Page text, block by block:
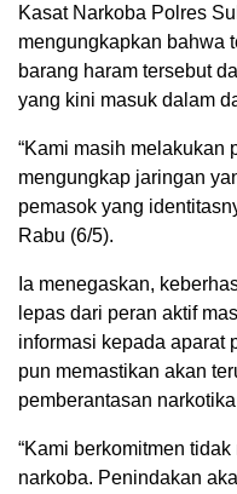
Kasat Narkoba Polres
mengungkapkan bahwa
barang haram tersebut
yang kini masuk dalam
“Kami masih melakukan
mengungkap jaringan
pemasok yang
Rabu (6/5).
Ia menegaskan,
lepas dari peran aktif
informasi kepada aparat
pun memastikan akan
pemberantasan
“Kami berkomitmen
narkoba. Penindakan